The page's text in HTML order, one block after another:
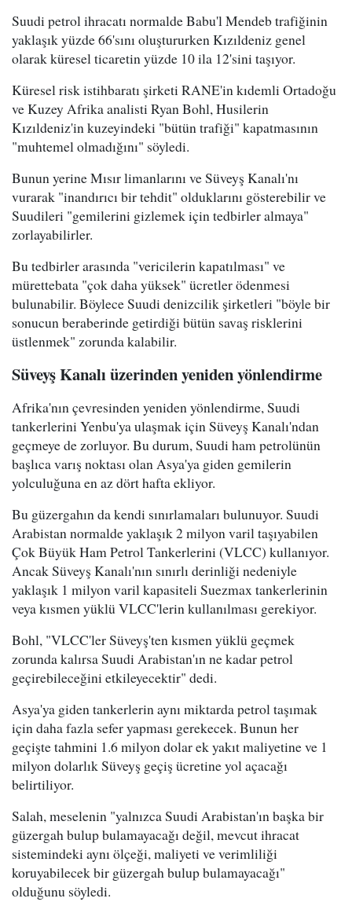
Suudi petrol ihracatı normalde Babu'l Mendeb trafiğinin
yaklaşık yüzde 66'sını oluştururken Kızıldeniz genel
olarak küresel ticaretin yüzde 10 ila 12'sini taşıyor.
Küresel risk istihbaratı şirketi RANE'in kıdemli Ortadoğu
ve Kuzey Afrika analisti Ryan Bohl, Husilerin
Kızıldeniz'in kuzeyindeki "bütün trafiği" kapatmasının
"muhtemel olmadığını" söyledi.
Bunun yerine Mısır limanlarını ve Süveyş Kanalı'nı
vurarak "inandırıcı bir tehdit" olduklarını gösterebilir ve
Suudileri "gemilerini gizlemek için tedbirler almaya"
zorlayabilirler.
Bu tedbirler arasında "vericilerin kapatılması" ve
mürettebata "çok daha yüksek" ücretler ödenmesi
bulunabilir. Böylece Suudi denizcilik şirketleri "böyle bir
sonucun beraberinde getirdiği bütün savaş risklerini
üstlenmek" zorunda kalabilir.
Süveyş Kanalı üzerinden yeniden yönlendirme
Afrika'nın çevresinden yeniden yönlendirme, Suudi
tankerlerini Yenbu'ya ulaşmak için Süveyş Kanalı'ndan
geçmeye de zorluyor. Bu durum, Suudi ham petrolünün
başlıca varış noktası olan Asya'ya giden gemilerin
yolculuğuna en az dört hafta ekliyor.
Bu güzergahın da kendi sınırlamaları bulunuyor. Suudi
Arabistan normalde yaklaşık 2 milyon varil taşıyabilen
Çok Büyük Ham Petrol Tankerlerini (VLCC) kullanıyor.
Ancak Süveyş Kanalı'nın sınırlı derinliği nedeniyle
yaklaşık 1 milyon varil kapasiteli Suezmax tankerlerinin
veya kısmen yüklü VLCC'lerin kullanılması gerekiyor.
Bohl, "VLCC'ler Süveyş'ten kısmen yüklü geçmek
zorunda kalırsa Suudi Arabistan'ın ne kadar petrol
geçirebileceğini etkileyecektir" dedi.
Asya'ya giden tankerlerin aynı miktarda petrol taşımak
için daha fazla sefer yapması gerekecek. Bunun her
geçişte tahmini 1.6 milyon dolar ek yakıt maliyetine ve 1
milyon dolarlık Süveyş geçiş ücretine yol açacağı
belirtiliyor.
Salah, meselenin "yalnızca Suudi Arabistan'ın başka bir
güzergah bulup bulamayacağı değil, mevcut ihracat
sistemindeki aynı ölçeği, maliyeti ve verimliliği
koruyabilecek bir güzergah bulup bulamayacağı"
olduğunu söyledi.